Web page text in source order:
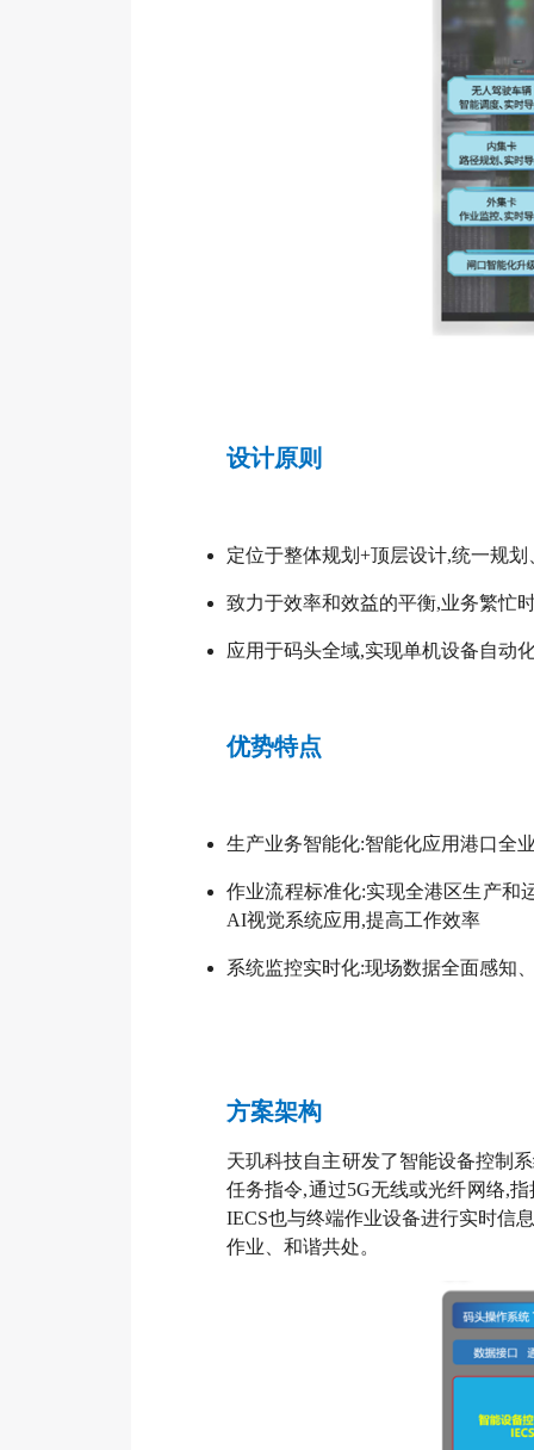
设计原则
定位于整体规划+顶层设计,统一规
致力于效率和效益的平衡,业务繁忙
应用于码头全域,实现单机设备自动
优势特点
生产业务智能化:智能化应用港口全
作业流程标准化:实现全港区生产和
AI视觉系统应用,提高工作效率
系统监控实时化:现场数据全面感知
方案架构
天玑科技自主研发了智能设备控制
任务指令,通过5G无线或光纤网络,
IECS也与终端作业设备进行实时信
作业、和谐共处。